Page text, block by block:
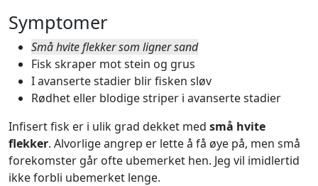
Symptomer
Små hvite flekker som ligner sand
Fisk skraper mot stein og grus
I avanserte stadier blir fisken sløv
Rødhet eller blodige striper i avanserte stadier
Infisert fisk er i ulik grad dekket med små hvite
flekker. Alvorlige angrep er lette å få øye på, men små
forekomster går ofte ubemerket hen. Jeg vil imidlertid
ikke forbli ubemerket lenge.